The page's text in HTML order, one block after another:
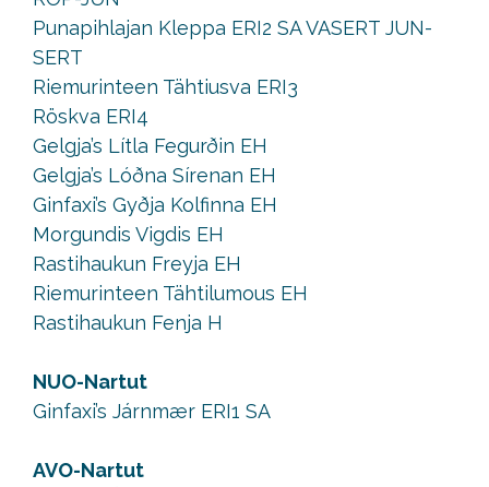
Punapihlajan Kleppa ERI2 SA VASERT JUN-
SERT
Riemurinteen Tähtiusva ERI3
Röskva ERI4
Gelgja’s Lítla Fegurðin EH
Gelgja’s Lóðna Sírenan EH
Ginfaxi’s Gyðja Kolfinna EH
Morgundis Vigdis EH
Rastihaukun Freyja EH
Riemurinteen Tähtilumous EH
Rastihaukun Fenja H
NUO-Nartut
Ginfaxi’s Járnmær ERI1 SA
AVO-Nartut